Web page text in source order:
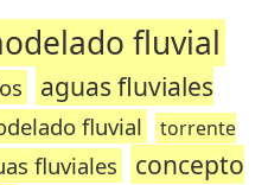
fluvial
aguas fluviales
fluvial
torrente
fluviales
concepto